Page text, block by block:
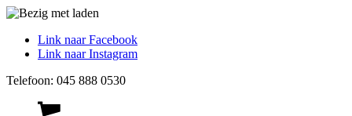
Link naar Facebook
Link naar Instagram
Telefoon: 045 888 0530